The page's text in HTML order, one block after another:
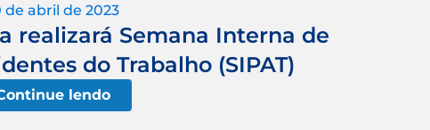
de abril de 2023
realizará Semana Interna de
do Trabalho (SIPAT)
lendo